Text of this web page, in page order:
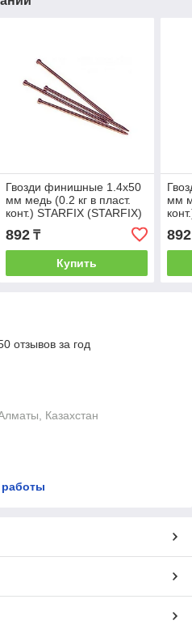
Гвозди финишные 1.4х50
мм медь (0.2 кг в пласт.
конт.) STARFIX (STARFIX)
(SMP1-27922-02)
892₸
Купить
мм
892
отзывов за год
Казахстан
работы